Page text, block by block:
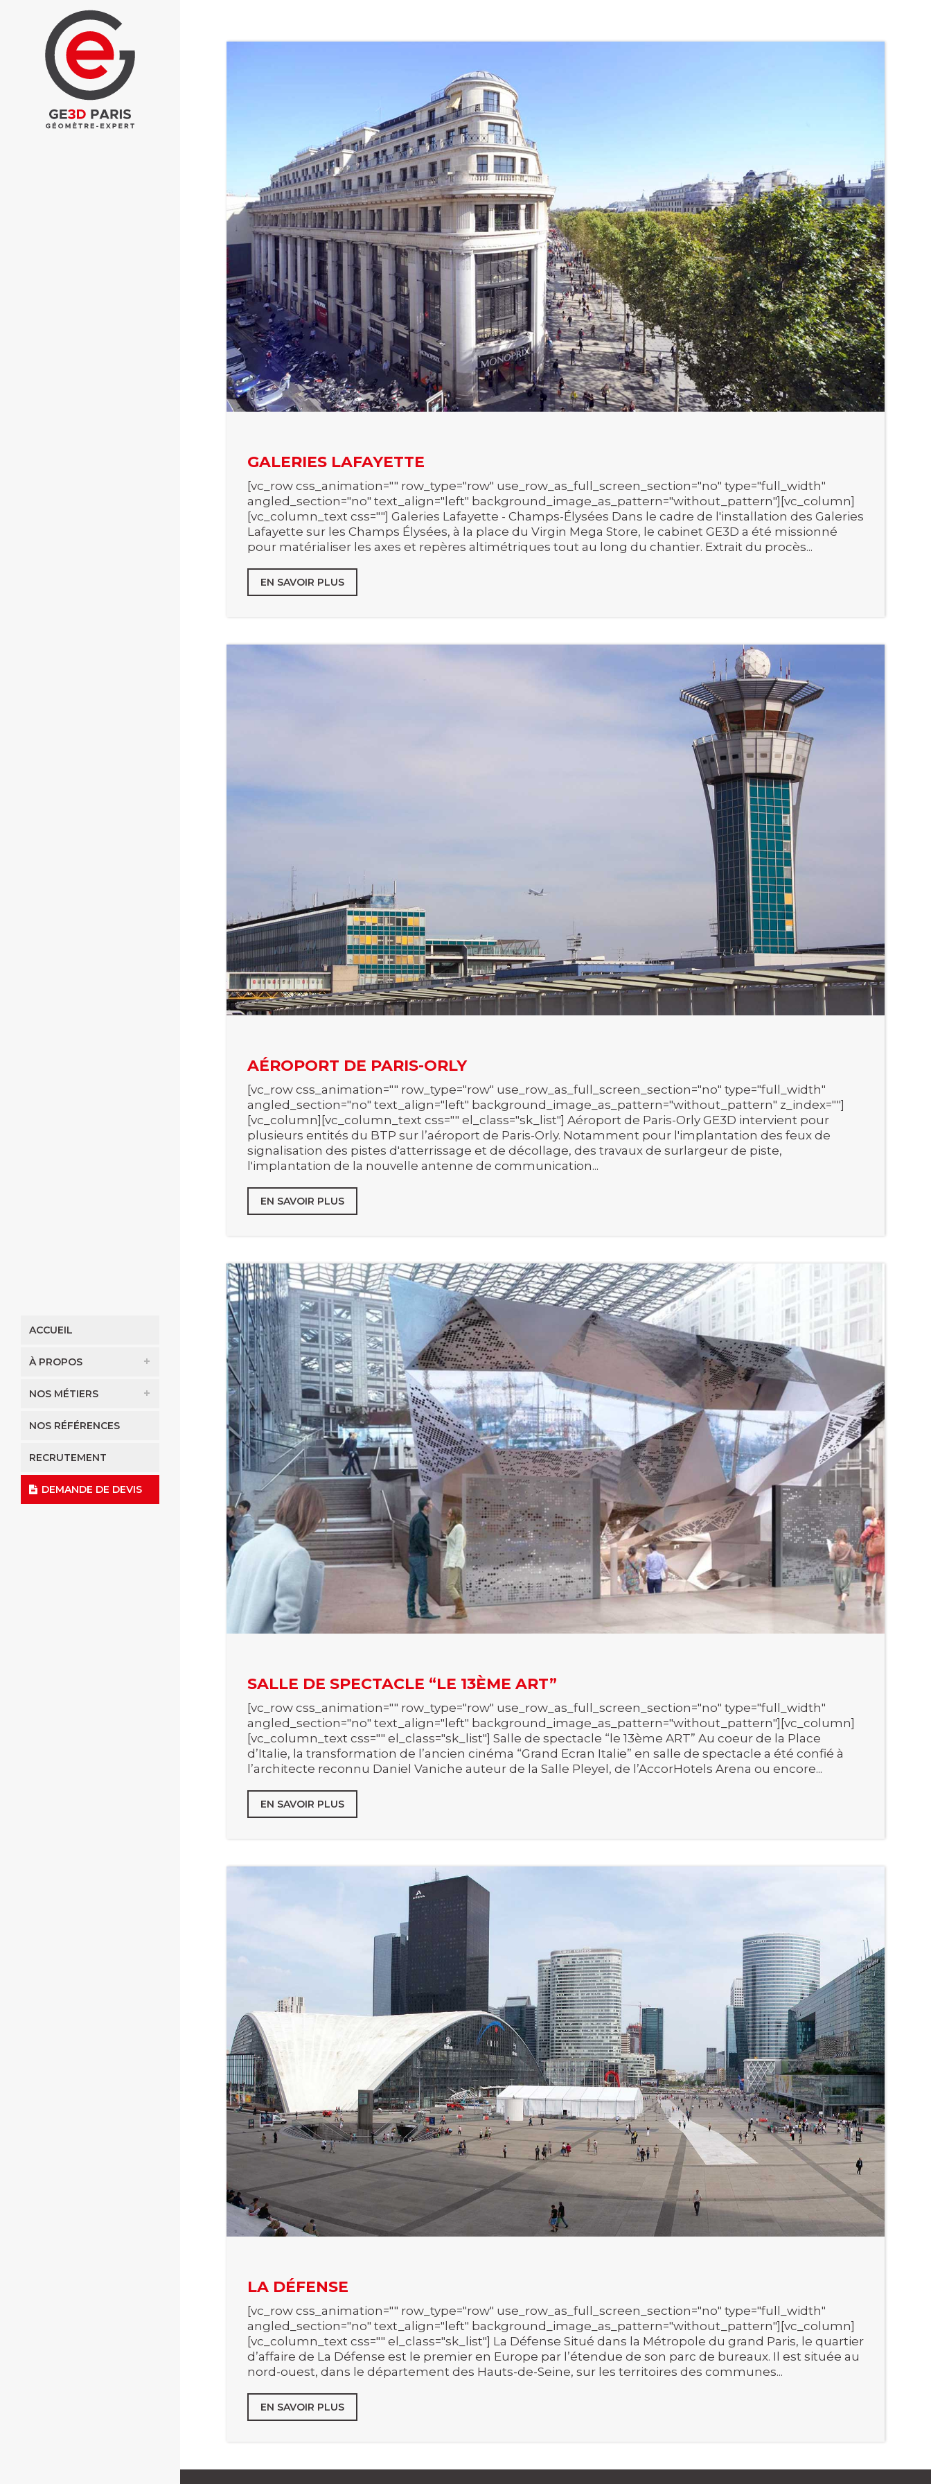
ACCUEIL
À PROPOS
NOS MÉTIERS
NOS RÉFÉRENCES
RECRUTEMENT
DEMANDE DE DEVIS
GALERIES LAFAYETTE
[vc_row css_animation="" row_type="row" use_row_as_full_screen_section="no" type="full_width"
angled_section="no" text_align="left" background_image_as_pattern="without_pattern"][vc_column]
[vc_column_text css=""] Galeries Lafayette - Champs-Élysées Dans le cadre de l'installation des Galeries
Lafayette sur les Champs Élysées, à la place du Virgin Mega Store, le cabinet GE3D a été missionné
pour matérialiser les axes et repères altimétriques tout au long du chantier. Extrait du procès...
EN SAVOIR PLUS
AÉROPORT DE PARIS-ORLY
[vc_row css_animation="" row_type="row" use_row_as_full_screen_section="no" type="full_width"
angled_section="no" text_align="left" background_image_as_pattern="without_pattern" z_index=""]
[vc_column][vc_column_text css="" el_class="sk_list"] Aéroport de Paris-Orly GE3D intervient pour
plusieurs entités du BTP sur l’aéroport de Paris-Orly. Notamment pour l'implantation des feux de
signalisation des pistes d'atterrissage et de décollage, des travaux de surlargeur de piste,
l'implantation de la nouvelle antenne de communication...
EN SAVOIR PLUS
SALLE DE SPECTACLE “LE 13ÈME ART”
[vc_row css_animation="" row_type="row" use_row_as_full_screen_section="no" type="full_width"
angled_section="no" text_align="left" background_image_as_pattern="without_pattern"][vc_column]
[vc_column_text css="" el_class="sk_list"] Salle de spectacle “le 13ème ART” Au coeur de la Place
d’Italie, la transformation de l’ancien cinéma “Grand Ecran Italie” en salle de spectacle a été confié à
l’architecte reconnu Daniel Vaniche auteur de la Salle Pleyel, de l’AccorHotels Arena ou encore...
EN SAVOIR PLUS
LA DÉFENSE
[vc_row css_animation="" row_type="row" use_row_as_full_screen_section="no" type="full_width"
angled_section="no" text_align="left" background_image_as_pattern="without_pattern"][vc_column]
[vc_column_text css="" el_class="sk_list"] La Défense Situé dans la Métropole du grand Paris, le quartier
d’affaire de La Défense est le premier en Europe par l’étendue de son parc de bureaux. Il est située au
nord-ouest, dans le département des Hauts-de-Seine, sur les territoires des communes...
EN SAVOIR PLUS